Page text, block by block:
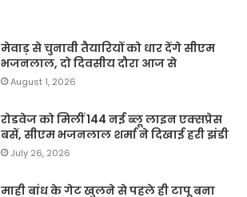
मेवाड़ से चुनावी तैयारियों को धार देंगे सीएम
भजनलाल, दो दिवसीय दौरा आज से
August 1, 2026
रोडवेज को मिलीं 144 नई ब्लू लाइन एक्सप्रेस
बसें, सीएम भजनलाल शर्मा ने दिखाई हरी झंडी
July 26, 2026
माही बांध के गेट खुलने से पहले ही टापू बना